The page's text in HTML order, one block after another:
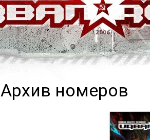
Архив номеров